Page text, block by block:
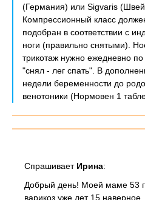
(Германия) или Sigvaris
Компрессионный класс
подобран в соответствии с
ноги (правильно снятыми).
трикотаж нужно ежедневно
"снял - лег спать". В
недели беременности до
венотоники (Нормовен 1
Спрашивает Ирина:
Добрый день! Моей маме 53
варикоз уже лет 15